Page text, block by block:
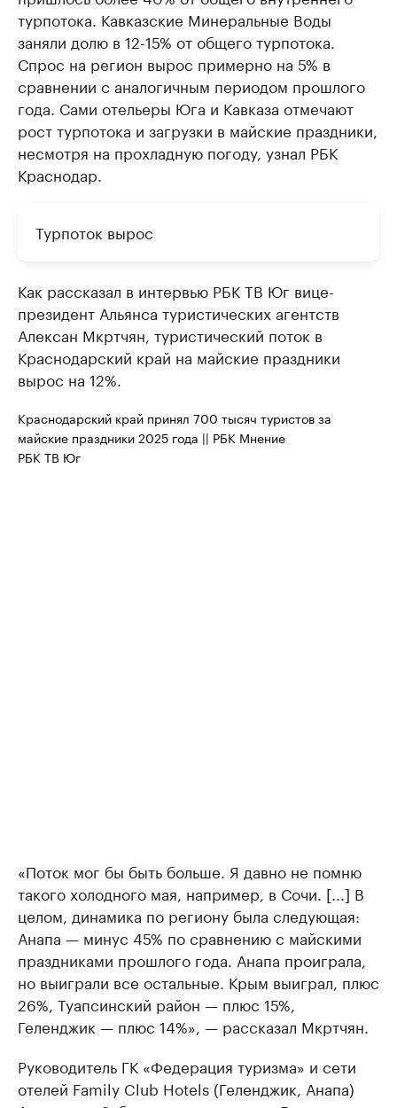
турпотока. Кавказские Минеральные Воды
заняли долю в 12-15% от общего турпотока.
Спрос на регион вырос примерно на 5% в
сравнении с аналогичным периодом прошлого
года. Сами отельеры Юга и Кавказа отмечают
рост турпотока и загрузки в майские праздники,
несмотря на прохладную погоду, узнал РБК
Краснодар.
Турпоток вырос
Как рассказал в интервью РБК ТВ Юг вице-
президент Альянса туристических агентств
Алексан Мкртчян, туристический поток в
Краснодарский край на майские праздники
вырос на 12%.
Краснодарский край принял 700 тысяч туристов за
майские праздники 2025 года || РБК Мнение
РБК ТВ Юг
«Поток мог бы быть больше. Я давно не помню
такого холодного мая, например, в Сочи. [...] В
целом, динамика по региону была следующая:
Анапа — минус 45% по сравнению с майскими
праздниками прошлого года. Анапа проиграла,
но выиграли все остальные. Крым выиграл, плюс
26%, Туапсинский район — плюс 15%,
Геленджик — плюс 14%», — рассказал Мкртчян.
Руководитель ГК «Федерация туризма» и сети
отелей Family Club Hotels (Геленджик, Анапа)